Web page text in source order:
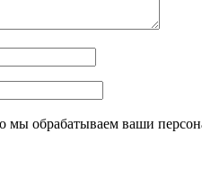
мы обрабатываем ваши